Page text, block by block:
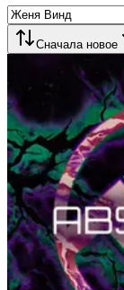
Сначала новое